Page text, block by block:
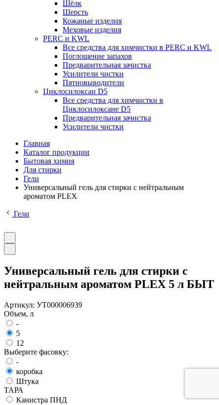
Шёлк
Шерсть
Кожаные изделия
Меховые изделия
PERC и KWL
Все средства для химчистки в PERC и KWL
Поглощение запахов
Предварительная зачистка
Усилители чистки
Пятновыводители
Циклосилоксан D5
Все средства для химчистки в
Циклосилоксане D5
Предварительная зачистка
Усилители чистки
Главная
Каталог продукции
Бытовая химия
Для стирки
Гели
Универсальный гель для стирки с нейтральным
ароматом PLEX
Гели
Универсальный гель для стирки с
нейтральным ароматом PLEX 5 л БЫТ
Артикул: УТ000006939
Объем, л
-
5
12
Выберите фасовку:
-
коробка
Штука
ТАРА
Канистра ПНД